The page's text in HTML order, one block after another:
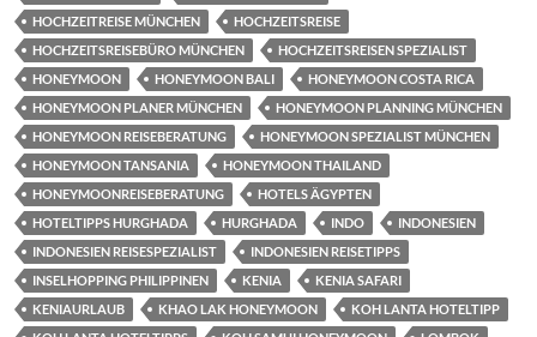
HOCHZEITREISE MÜNCHEN
HOCHZEITSREISE
HOCHZEITSREISEBÜRO MÜNCHEN
HOCHZEITSREISEN SPEZIALIST
HONEYMOON
HONEYMOON BALI
HONEYMOON COSTA RICA
HONEYMOON PLANER MÜNCHEN
HONEYMOON PLANNING MÜNCHEN
HONEYMOON REISEBERATUNG
HONEYMOON SPEZIALIST MÜNCHEN
HONEYMOON TANSANIA
HONEYMOON THAILAND
HONEYMOONREISEBERATUNG
HOTELS ÄGYPTEN
HOTELTIPPS HURGHADA
HURGHADA INDO
INDONESIEN
INDONESIEN REISESPEZIALIST
INDONESIEN REISETIPPS
INSELHOPPING PHILIPPINEN
KENIA
KENIA SAFARI
KENIAURLAUB
KHAO LAK HONEYMOON
KOH LANTA HOTELTIPP